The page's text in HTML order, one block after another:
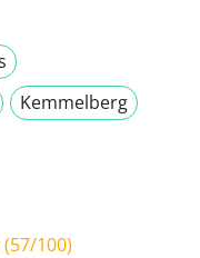
Kemmelberg
100)